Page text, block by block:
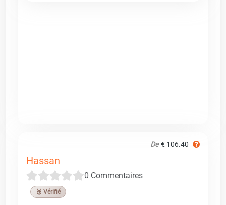
De € 106.40
Hassan
0 Commentaires
🥉 Vérifié